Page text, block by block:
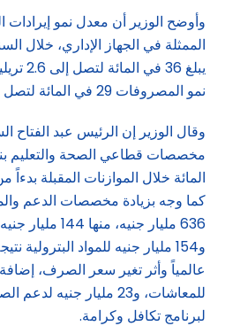
وأوضح الوزير أن معدل نمو إيرادات
يبلغ
نمو المصروفات 29 في المائة لتصل إلى 3.9 تريليون جنيه.
وقال الوزير إن الرئيس عبد الفتاح
المائة خلال الموازنات المقبلة بدءاً
كما وجه بزيادة مخصصات الدعم
636 مليار جنيه،
و154 مليار جنيه للمواد البترولية
لبرنامج تكافل وكرامة.